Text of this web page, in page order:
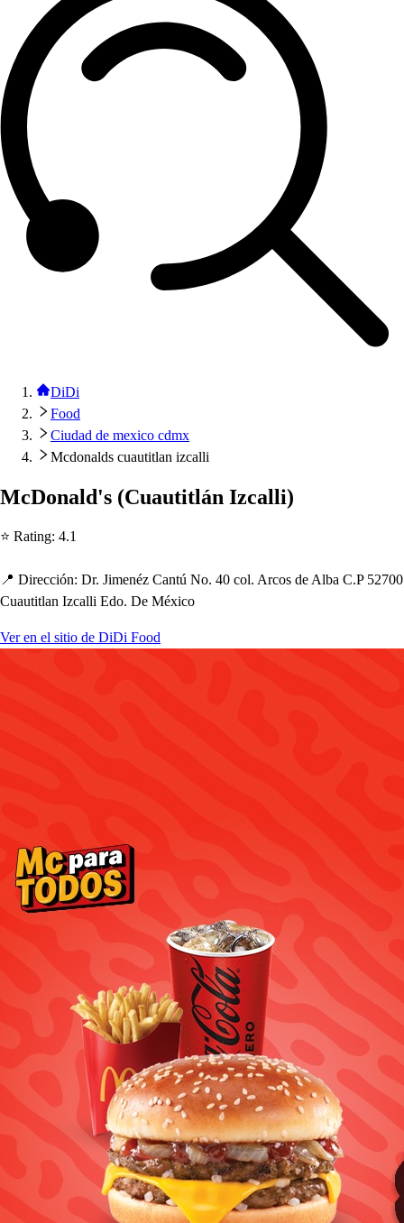
DiDi
Food
Ciudad de mexico cdmx
Mcdonalds cuautitlan izcalli
McDonald's (Cuautitlán Izcalli)
⭐ Rating: 4.1
📍 Dirección: Dr. Jimenéz Cantú No. 40 col. Arcos de Alba C.P 52700
Cuautitlan Izcalli Edo. De México
Ver en el sitio de DiDi Food